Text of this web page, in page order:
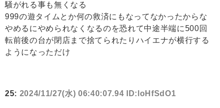
騒がれる事も無くなる
999の遊タイムとか何の救済にもなってなかったからな
やめるにやめられなくなるのを恐れて中途半端に500回
転前後の台が閉店まで捨てられたりハイエナが横行する
ようになっただけ
25: 2024/11/27(水) 06:40:07.94 ID:loHfSdO1